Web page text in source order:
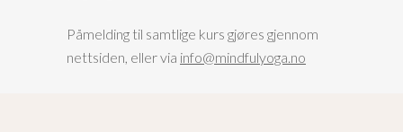
Påmelding til samtlige kurs gjøres gjennom
nettsiden, eller via info@mindfulyoga.no